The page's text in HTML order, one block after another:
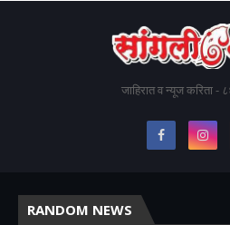
जाहिरात व न्यूज करिता -
RANDOM NEWS